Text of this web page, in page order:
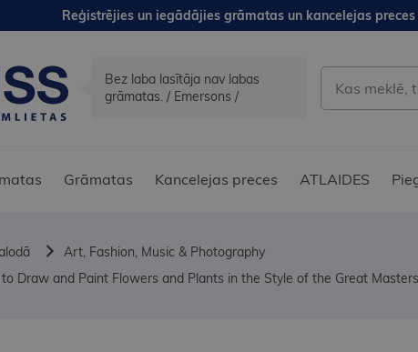
Reģistrējies un iegādājies grāmatas un kancelejas
Bez laba lasītāja nav labas
grāmatas. / Emersons /
Grāmatas Kancelejas preces ATLAIDES
Art, Fashion, Music & Photography
Draw and Paint Flowers and Plants in the Style of the Great Masters